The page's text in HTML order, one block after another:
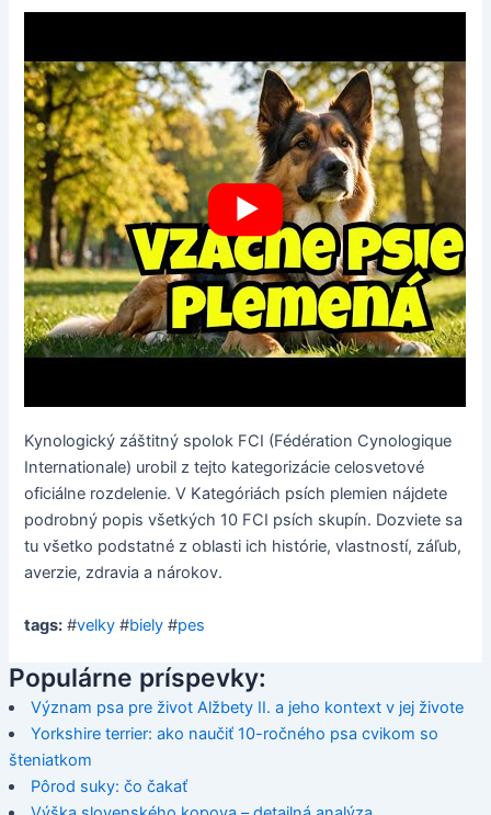
Kynologický záštitný spolok FCI (Fédération Cynologique
Internationale) urobil z tejto kategorizácie celosvetové
oficiálne rozdelenie. V Kategóriách psích plemien nájdete
podrobný popis všetkých 10 FCI psích skupín. Dozviete sa
tu všetko podstatné z oblasti ich histórie, vlastností, záľub,
averzie, zdravia a nárokov.
tags: #velky #biely #pes
Populárne príspevky:
Význam psa pre život Alžbety II. a jeho kontext v jej živote
Yorkshire terrier: ako naučiť 10-ročného psa cvikom so
šteniatkom
Pôrod suky: čo čakať